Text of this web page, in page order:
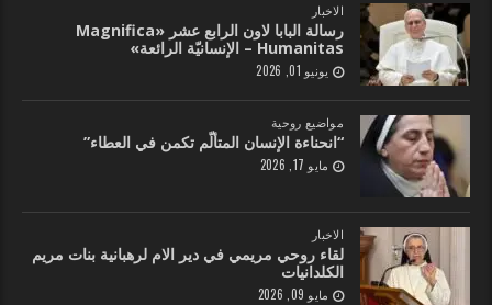
الاخبار
رسالة البابا لاون الرابع عشر «Magnifica
Humanitas – الإنسانيّة الرائعة»
يونيو 01, 2026
مواضيع روحية
“انحناءة الإنسان المتألّم تكمن في العطاء”
مايو 17, 2026
الاخبار
لقاء روحي مريمي في دير الام لرهبانية بنات مريم
الكلدانيات
مايو 09, 2026